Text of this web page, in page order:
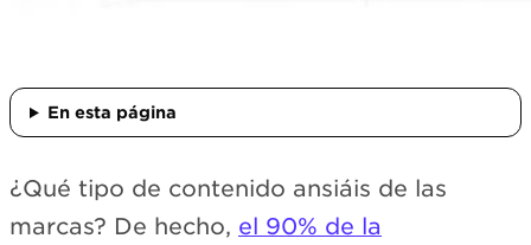
En esta página
¿Qué tipo de contenido ansiáis de las
marcas? De hecho, el 90% de la